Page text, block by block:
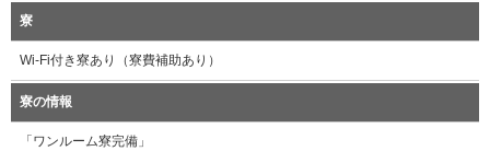
寮
Wi-Fi付き寮あり（寮費補助あり）
寮の情報
「ワンルーム寮完備」